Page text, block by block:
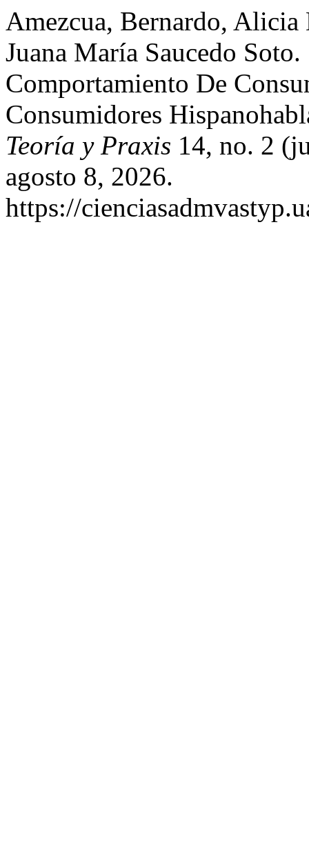
Amezcua, Bernardo, Alicia
Juana María Saucedo
Comportamiento De
Consumidores
Teoría y Praxis 14, no. 2
agosto 8, 2026.
https://